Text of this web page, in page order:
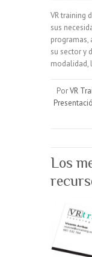
VR training
sus
programas,
su sector y
modalidad,
PorVR
Los